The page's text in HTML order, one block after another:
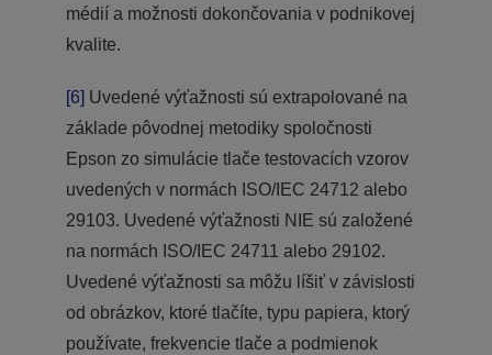
médií a možnosti dokončovania v podnikovej
kvalite.
[6] Uvedené výťažnosti sú extrapolované na
základe pôvodnej metodiky spoločnosti
Epson zo simulácie tlače testovacích vzorov
uvedených v normách ISO/IEC 24712 alebo
29103. Uvedené výťažnosti NIE sú založené
na normách ISO/IEC 24711 alebo 29102.
Uvedené výťažnosti sa môžu líšiť v závislosti
od obrázkov, ktoré tlačíte, typu papiera, ktorý
používate, frekvencie tlače a podmienok